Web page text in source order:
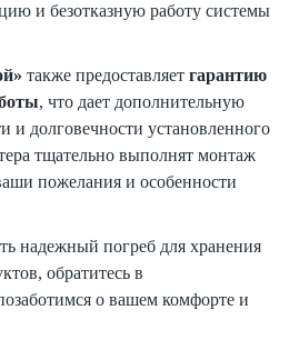
и безотказную работу системы
также предоставляет гарантию
, что дает дополнительную
и долговечности установленного
тщательно выполнят монтаж
пожелания и особенности
надежный погреб для хранения
обратитесь в
о вашем комфорте и